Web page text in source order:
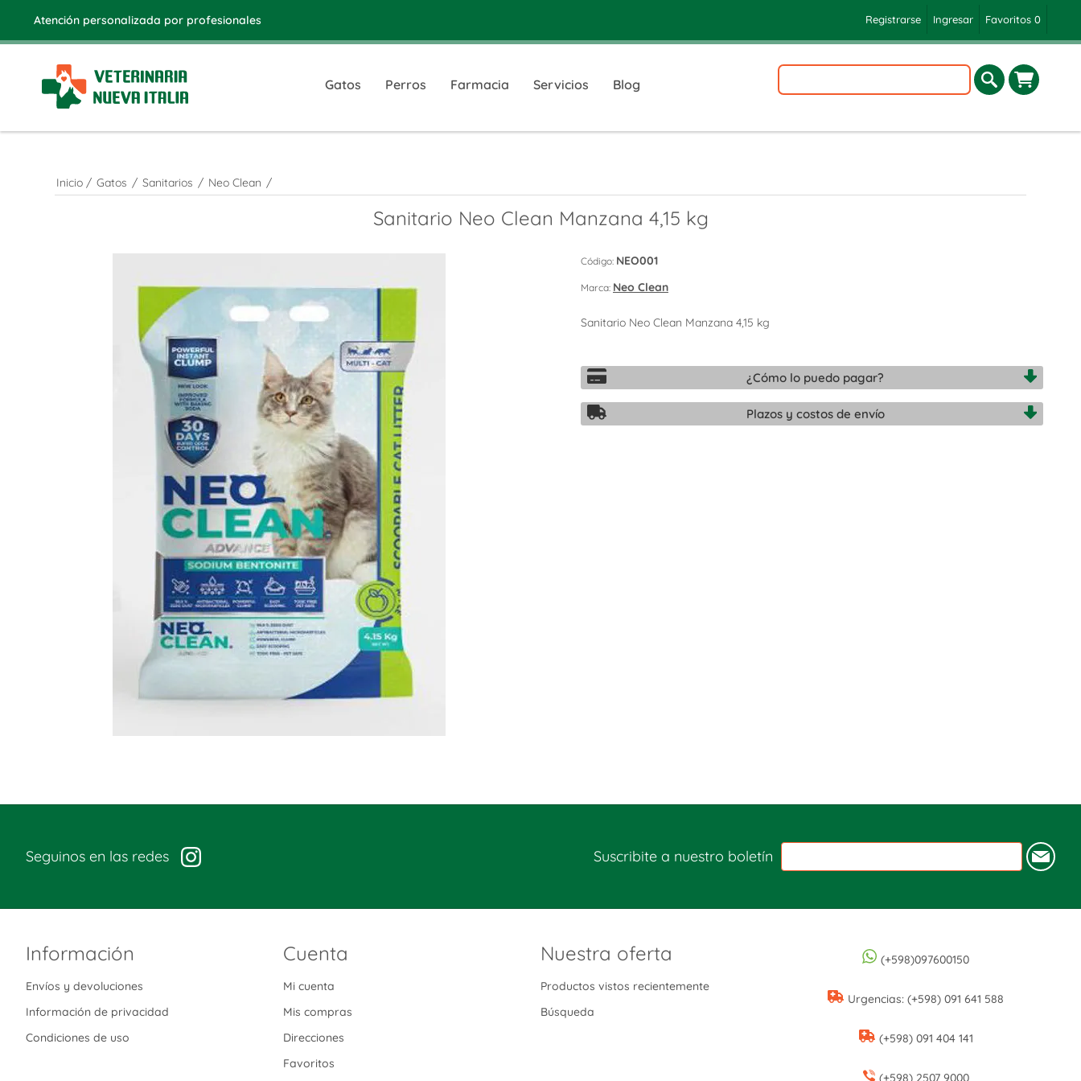
Registrarse Ingresar Favoritos 0
Atención personalizada por profesionales
Gatos Perros Farmacia Servicios Blog
Inicio / Gatos / Sanitarios / Neo Clean /
Sanitario Neo Clean Manzana 4,15 kg
Código: NEO001
Marca: Neo Clean
Sanitario Neo Clean Manzana 4,15 kg
¿Cómo lo puedo pagar?
Plazos y costos de envío
Seguinos en las redes Suscribite a nuestro boletín
Información
Envíos y devoluciones
Información de privacidad
Condiciones de uso
Cuenta
Mi cuenta
Mis compras
Direcciones
Favoritos
Nuestra oferta
Productos vistos recientemente
Búsqueda
(+598)097600150
Urgencias: (+598) 091 641 588
(+598) 091 404 141
(+598) 2507 9000